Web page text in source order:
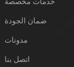
ضمان الجودة
مدونات
اتصل بنا